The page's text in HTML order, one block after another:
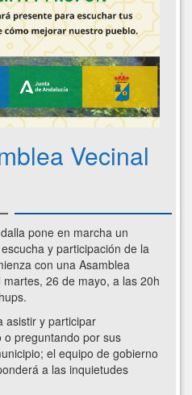
Vecinal
pone en marcha un
y participación de la
con una Asamblea
26 de mayo, a las 20h
asistir y participar
preguntando por sus
el equipo de gobierno
a las inquietudes